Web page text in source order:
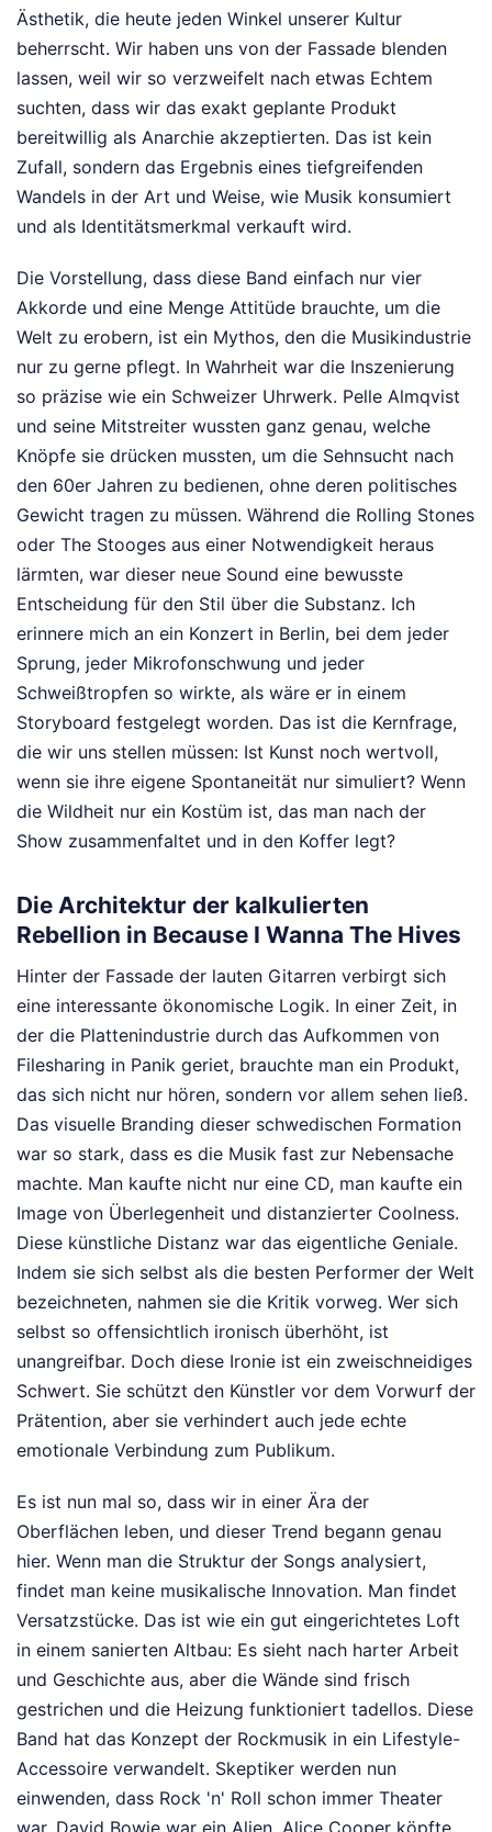
Ästhetik, die heute jeden Winkel unserer Kultur
beherrscht. Wir haben uns von der Fassade blenden
lassen, weil wir so verzweifelt nach etwas Echtem
suchten, dass wir das exakt geplante Produkt
bereitwillig als Anarchie akzeptierten. Das ist kein
Zufall, sondern das Ergebnis eines tiefgreifenden
Wandels in der Art und Weise, wie Musik konsumiert
und als Identitätsmerkmal verkauft wird.
Die Vorstellung, dass diese Band einfach nur vier
Akkorde und eine Menge Attitüde brauchte, um die
Welt zu erobern, ist ein Mythos, den die Musikindustrie
nur zu gerne pflegt. In Wahrheit war die Inszenierung
so präzise wie ein Schweizer Uhrwerk. Pelle Almqvist
und seine Mitstreiter wussten ganz genau, welche
Knöpfe sie drücken mussten, um die Sehnsucht nach
den 60er Jahren zu bedienen, ohne deren politisches
Gewicht tragen zu müssen. Während die Rolling Stones
oder The Stooges aus einer Notwendigkeit heraus
lärmten, war dieser neue Sound eine bewusste
Entscheidung für den Stil über die Substanz. Ich
erinnere mich an ein Konzert in Berlin, bei dem jeder
Sprung, jeder Mikrofonschwung und jeder
Schweißtropfen so wirkte, als wäre er in einem
Storyboard festgelegt worden. Das ist die Kernfrage,
die wir uns stellen müssen: Ist Kunst noch wertvoll,
wenn sie ihre eigene Spontaneität nur simuliert? Wenn
die Wildheit nur ein Kostüm ist, das man nach der
Show zusammenfaltet und in den Koffer legt?
Die Architektur der kalkulierten
Rebellion in Because I Wanna The Hives
Hinter der Fassade der lauten Gitarren verbirgt sich
eine interessante ökonomische Logik. In einer Zeit, in
der die Plattenindustrie durch das Aufkommen von
Filesharing in Panik geriet, brauchte man ein Produkt,
das sich nicht nur hören, sondern vor allem sehen ließ.
Das visuelle Branding dieser schwedischen Formation
war so stark, dass es die Musik fast zur Nebensache
machte. Man kaufte nicht nur eine CD, man kaufte ein
Image von Überlegenheit und distanzierter Coolness.
Diese künstliche Distanz war das eigentliche Geniale.
Indem sie sich selbst als die besten Performer der Welt
bezeichneten, nahmen sie die Kritik vorweg. Wer sich
selbst so offensichtlich ironisch überhöht, ist
unangreifbar. Doch diese Ironie ist ein zweischneidiges
Schwert. Sie schützt den Künstler vor dem Vorwurf der
Prätention, aber sie verhindert auch jede echte
emotionale Verbindung zum Publikum.
Es ist nun mal so, dass wir in einer Ära der
Oberflächen leben, und dieser Trend begann genau
hier. Wenn man die Struktur der Songs analysiert,
findet man keine musikalische Innovation. Man findet
Versatzstücke. Das ist wie ein gut eingerichtetes Loft
in einem sanierten Altbau: Es sieht nach harter Arbeit
und Geschichte aus, aber die Wände sind frisch
gestrichen und die Heizung funktioniert tadellos. Diese
Band hat das Konzept der Rockmusik in ein Lifestyle-
Accessoire verwandelt. Skeptiker werden nun
einwenden, dass Rock 'n' Roll schon immer Theater
war. David Bowie war ein Alien, Alice Cooper köpfte